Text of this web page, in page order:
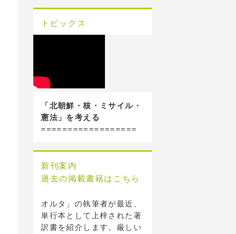
トピックス
「北朝鮮・核・ミサイル・
憲法」を考える
==================
新刊案内
過去の掲載書籍はこちら
オルタ」の執筆者が最近、
単行本として上梓された著
訳書を紹介します。厳しい